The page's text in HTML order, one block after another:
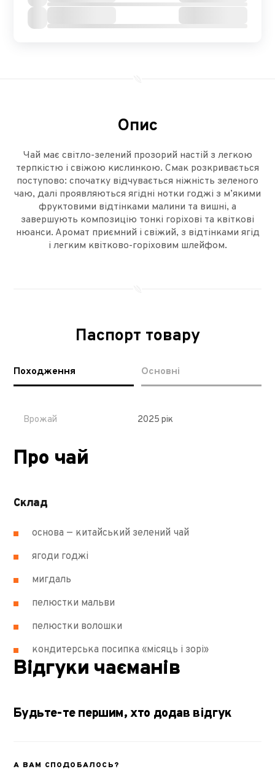
Опис
Чай має світло-зелений прозорий настій з легкою
терпкістю і свіжою кислинкою. Смак розкривається
поступово: спочатку відчувається ніжність зеленого
чаю, далі проявляються ягідні нотки годжі з м’якими
фруктовими відтінками малини та вишні, а
завершують композицію тонкі горіхові та квіткові
нюанси. Аромат приємний і свіжий, з відтінками ягід
і легким квітково-горіховим шлейфом.
Паспорт товару
Походження Основні
Врожай 2025 рік
Про чай
Склад
основа — китайський зелений чай
ягоди годжі
мигдаль
пелюстки мальви
пелюстки волошки
кондитерська посипка «місяць і зорі»
Відгуки чаєманів
Будьте-те першим, хто додав відгук
А ВАМ СПОДОБАЛОСЬ?